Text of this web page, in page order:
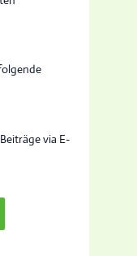
via E-